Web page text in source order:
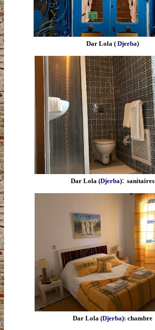
Dar Lola ( Djerba)
Dar Lola (Djerba): sanitaires
Dar Lola (Djerba): chambre